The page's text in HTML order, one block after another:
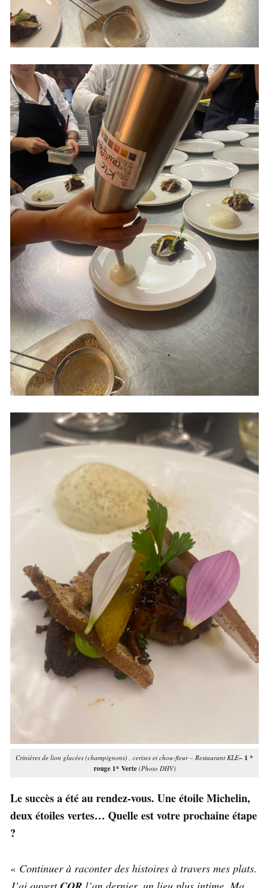
Crinières de lion glacées (champignons) , cerises et chou-fleur – Restaurant KLE– 1 *
rouge 1* Verte (Photo DHV)
Le succès a été au rendez-vous. Une étoile Michelin,
deux étoiles vertes… Quelle est votre prochaine étape
?
« Continuer à raconter des histoires à travers mes plats.